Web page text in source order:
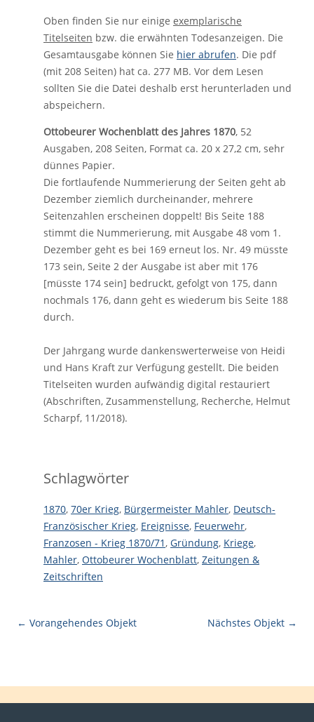
Oben finden Sie nur einige exemplarische
Titelseiten bzw. die erwähnten Todesanzeigen. Die
Gesamtausgabe können Sie hier abrufen. Die pdf
(mit 208 Seiten) hat ca. 277 MB. Vor dem Lesen
sollten Sie die Datei deshalb erst herunterladen und
abspeichern.
Ottobeurer Wochenblatt des Jahres 1870, 52
Ausgaben, 208 Seiten, Format ca. 20 x 27,2 cm, sehr
dünnes Papier.
Die fortlaufende Nummerierung der Seiten geht ab
Dezember ziemlich durcheinander, mehrere
Seitenzahlen erscheinen doppelt! Bis Seite 188
stimmt die Nummerierung, mit Ausgabe 48 vom 1.
Dezember geht es bei 169 erneut los. Nr. 49 müsste
173 sein, Seite 2 der Ausgabe ist aber mit 176
[müsste 174 sein] bedruckt, gefolgt von 175, dann
nochmals 176, dann geht es wiederum bis Seite 188
durch.
Der Jahrgang wurde dankenswerterweise von Heidi
und Hans Kraft zur Verfügung gestellt. Die beiden
Titelseiten wurden aufwändig digital restauriert
(Abschriften, Zusammenstellung, Recherche, Helmut
Scharpf, 11/2018).
Schlagwörter
1870, 70er Krieg, Bürgermeister Mahler, Deutsch-
Französischer Krieg, Ereignisse, Feuerwehr,
Franzosen - Krieg 1870/71, Gründung, Kriege,
Mahler, Ottobeurer Wochenblatt, Zeitungen &
Zeitschriften
← Vorangehendes Objekt Nächstes Objekt →